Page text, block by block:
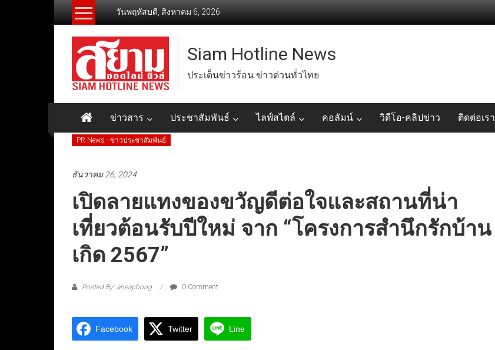
วันพฤหัสบดี, สิงหาคม 6, 2026
Siam Hotline News
ประเด็นข่าวร้อน ข่าวด่วนทั่วไทย
ข่าวสาร ประชาสัมพันธ์ ไลฟ์สไตล์ คอลัมน์ วิดีโอ-คลิปข่าว ติดต่อเรา
PR News - ข่าวประชาสัมพันธ์
ธันวาคม 26, 2024
เปิดลายแทงของขวัญดีต่อใจและสถานที่น่า
เที่ยวต้อนรับปีใหม่ จาก “โครงการสำนึกรักบ้าน
เกิด 2567”
Posted By: aneaphong 0 Comment
Facebook Twitter Line